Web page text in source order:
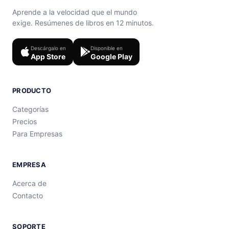
Aprende a la velocidad que el mundo
exige. Resúmenes de libros en 12 minutos.
Descárgalo en
App Store
Disponible en
Google Play
PRODUCTO
Categorías
Precios
Para Empresas
EMPRESA
Acerca de
Contacto
SOPORTE